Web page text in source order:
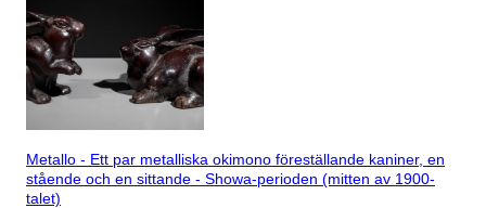
Metallo - Ett par metalliska okimono föreställande kaniner, en
stående och en sittande - Showa-perioden (mitten av 1900-
talet)